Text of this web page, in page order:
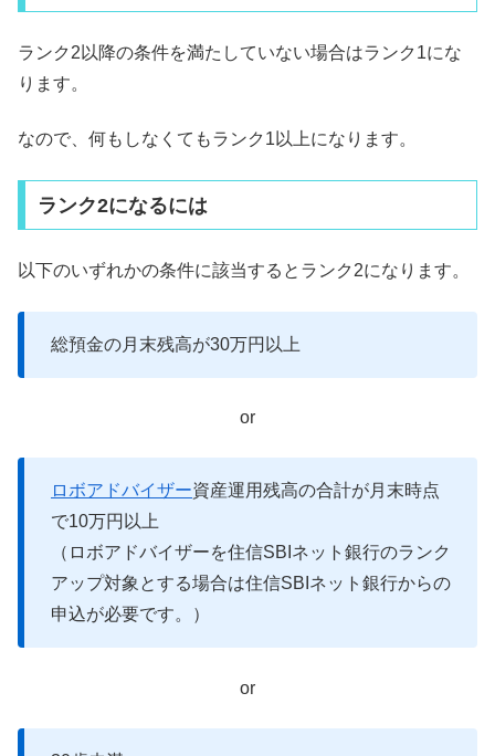
ランク2以降の条件を満たしていない場合はランク1にな
ります。
なので、何もしなくてもランク1以上になります。
ランク2になるには
以下のいずれかの条件に該当するとランク2になります。
総預金の月末残高が30万円以上
or
ロボアドバイザー資産運用残高の合計が月末時点
で10万円以上
（ロボアドバイザーを住信SBIネット銀行のランク
アップ対象とする場合は住信SBIネット銀行からの
申込が必要です。）
or